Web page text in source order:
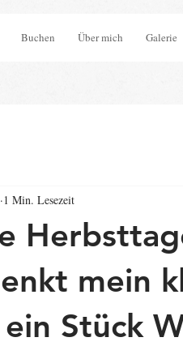
Buchen Über mich Galerie
mein
Stück
1 Min. Lesezeit